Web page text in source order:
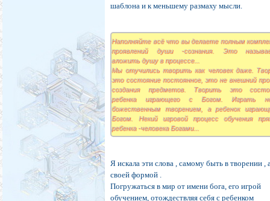
шаблона и к меньшему размаху мысли.
Наполняйте всё что вы делаете полным
проявлений души -сознания. Это
вложить душу в процессе...
Мы отучились творить как человек даже.
это состояние постоянное, это не внешний
создания предметов. Творить это
ребенка играющего с Богом. Играть
божественным творением, а ребенок
Богом. Некий игровой процесс обучения
ребенка -человека Богами...
Я искала эти слова , самому быть в творении ,
своей формой .
Погружаться в мир от имени бога, его игрой
обучением, отождествляя себя с ребенком